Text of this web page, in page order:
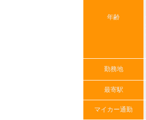
年齢
勤務地
最寄駅
マイカー通勤